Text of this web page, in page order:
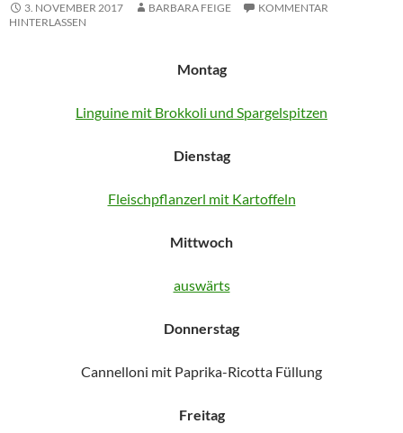
3. NOVEMBER 2017 BARBARA FEIGE
KOMMENTAR
HINTERLASSEN
Montag
Linguine mit Brokkoli und Spargelspitzen
Dienstag
Fleischpflanzerl mit Kartoffeln
Mittwoch
auswärts
Donnerstag
Cannelloni mit Paprika-Ricotta Füllung
Freitag